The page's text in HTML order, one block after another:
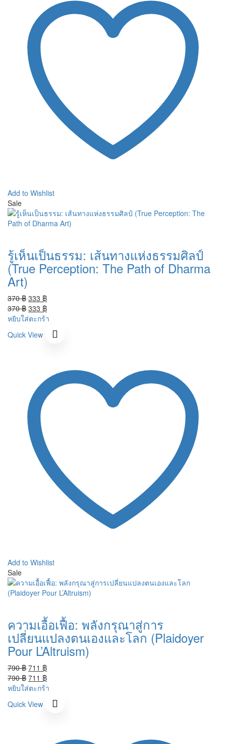
Add to Wishlist
Sale
รู้เห็นเป็นธรรม: เส้นทางแห่งธรรมศิลป์
(True Perception: The Path of Dharma
Art)
370฿ Original
price
was:
333 ฿Current
price
is:
333 ฿.
370฿ Original
price
370 ฿.
333 ฿Current
price
is:
333 ฿.
หยิบใส่ตะกร้า
Quick View
Add to Wishlist
Sale
ความเอื้อเฟื้อ: พลังกรุณาสู่การ
เปลี่ยนแปลงตนเองและโลก (Plaidoyer
Pour L’Altruism)
790฿ Original
price
was:
711 ฿Current
price
is:
711 ฿.
790฿ Original
price
790 ฿.
711 ฿Current
price
is:
711 ฿.
หยิบใส่ตะกร้า
Quick View